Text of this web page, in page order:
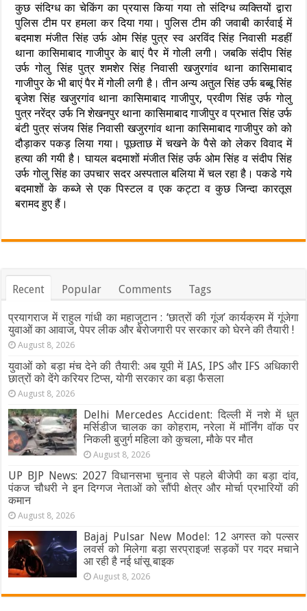
कुछ संदिग्ध का चेकिंग का प्रयास किया गया तो संदिग्ध व्यक्तियों द्वारा
पुलिस टीम पर हमला कर दिया गया। पुलिस टीम की जवाबी कार्रवाई में
बदमाश मंजीत सिंह उर्फ ओम सिंह पुत्र स्व अरविंद सिंह निवासी मडहीं
थाना कासिमाबाद गाजीपुर के बाएं पैर में गोली लगी। जबकि संदीप सिंह
उर्फ गोलु सिंह पुत्र शमशेर सिंह निवासी खजुरगांव थाना कासिमाबाद
गाजीपुर के भी बाएं पैर में गोली लगी है। तीन अन्य अतुल सिंह उर्फ बब्बू सिंह
बृजेश सिंह खजुरगांव थाना कासिमाबाद गाजीपुर, प्रवीण सिंह उर्फ गोलु
पुत्र नरेंद्र उर्फ नि शेखनपुर थाना कासिमाबाद गाजीपुर व प्रभात सिंह उर्फ
बंटी पुत्र संजय सिंह निवासी खजुरगांव थाना कासिमाबाद गाजीपुर को को
दौड़ाकर पकड़ लिया गया। पूछताछ में चखने के पैसे को लेकर विवाद में
हत्या की गयी है। घायल बदमाशों मंजीत सिंह उर्फ ओम सिंह व संदीप सिंह
उर्फ गोलु सिंह का उपचार सदर अस्पताल बलिया में चल रहा है। पकडे गये
बदमाशों के कब्जे से एक पिस्टल व एक कट्टा व कुछ जिन्दा कारतूस
बरामद हुए हैं।
Recent Popular Comments Tags
प्रयागराज में राहुल गांधी का महाजुटान : ‘छात्रों की गूंज’ कार्यक्रम में गूंजेगा
युवाओं का आवाज, पेपर लीक और बेरोजगारी पर सरकार को घेरने की तैयारी !
August 8, 2026
युवाओं को बड़ा मंच देने की तैयारी: अब यूपी में IAS, IPS और IFS अधिकारी
छात्रों को देंगे करियर टिप्स, योगी सरकार का बड़ा फैसला
August 8, 2026
Delhi Mercedes Accident: दिल्ली में नशे में धुत
मर्सिडीज चालक का कोहराम, नरेला में मॉर्निंग वॉक पर
निकली बुजुर्ग महिला को कुचला, मौके पर मौत
August 8, 2026
UP BJP News: 2027 विधानसभा चुनाव से पहले बीजेपी का बड़ा दांव,
पंकज चौधरी ने इन दिग्गज नेताओं को सौंपी क्षेत्र और मोर्चा प्रभारियों की
कमान
August 8, 2026
Bajaj Pulsar New Model: 12 अगस्त को पल्सर
लवर्स को मिलेगा बड़ा सरप्राइज! सड़कों पर गदर मचाने
आ रही है नई धांसू बाइक
August 8, 2026